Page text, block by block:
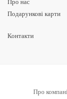
Про нас
Подарункові карти
Контакти
Про